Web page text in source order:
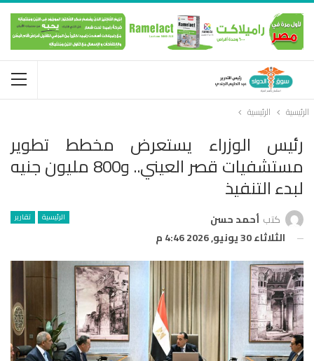
الرئيسية الرئيسية
رئيس الوزراء يستعرض مخطط تطوير
مستشفيات قصر العيني.. و800 مليون جنيه
لبدء التنفيذ
الرئيسية تقارير كتب أحمد حسن
الثلاثاء 30 يونيو, 2026 4:46 م